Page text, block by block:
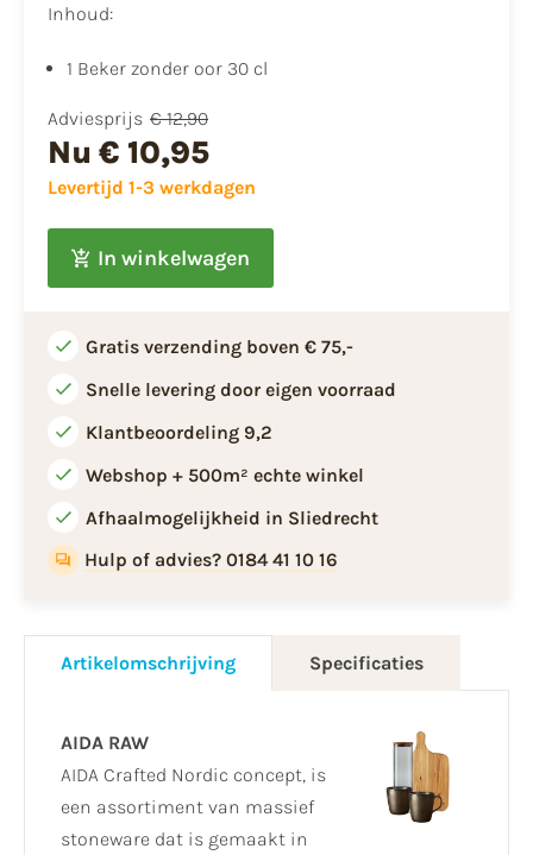
Inhoud:
1 Beker zonder oor 30 cl
Adviesprijs € 12,90
Nu € 10,95
Levertijd 1-3 werkdagen
In winkelwagen
Gratis verzending boven € 75,-
Snelle levering door eigen voorraad
Klantbeoordeling 9,2
Webshop + 500m² echte winkel
Afhaalmogelijkheid in Sliedrecht
Hulp of advies? 0184 41 10 16
Artikelomschrijving Specificaties
AIDA RAW
AIDA Crafted Nordic concept, is
een assortiment van massief
stoneware dat is gemaakt in